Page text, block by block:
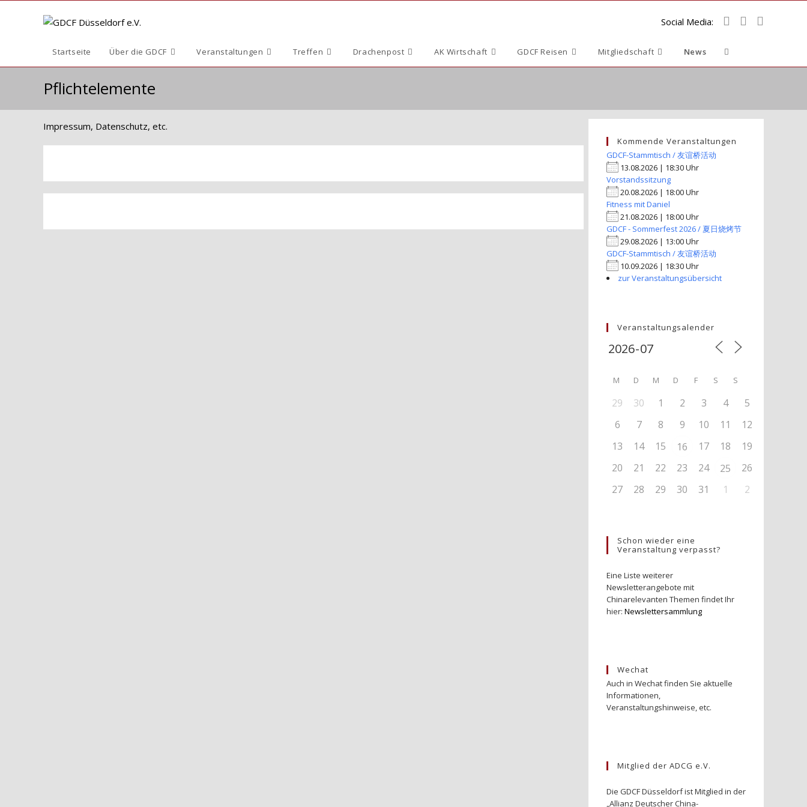
Social Media:
Startseite Über die GDCF Veranstaltungen Treffen Drachenpost AK Wirtschaft GDCF Reisen Mitgliedschaft News Website-
umschalten
Pflichtelemente
Impressum, Datenschutz, etc.
Kommende Veranstaltungen
GDCF-Stammtisch / 友谊桥活动
13.08.2026 | 18:30 Uhr
Vorstandssitzung
20.08.2026 | 18:00 Uhr
Fitness mit Daniel
21.08.2026 | 18:00 Uhr
GDCF - Sommerfest 2026 / 夏日烧烤节
29.08.2026 | 13:00 Uhr
GDCF-Stammtisch / 友谊桥活动
10.09.2026 | 18:30 Uhr
zur Veranstaltungsübersicht
Veranstaltungsalender
M D M D F S S
29 30 1 2 3 4
5
6
7 8 9 10 11
12
13
14 15 16 17 18
19
20
21 22 23 24 25
26
27
28 29 30 31 1 2
Schon wieder eine
Veranstaltung verpasst?
Eine Liste weiterer
Newsletterangebote mit
Chinarelevanten Themen findet Ihr
hier: Newslettersammlung
Wechat
Auch in Wechat finden Sie aktuelle
Informationen,
Veranstaltungshinweise, etc.
Mitglied der ADCG e.V.
Die GDCF Düsseldorf ist Mitglied in der
„Allianz Deutscher China-